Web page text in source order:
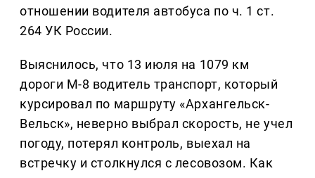
отношении водителя автобуса по ч. 1 ст.
264 УК России.
Выяснилось, что 13 июля на 1079 км
дороги М-8 водитель транспорт, который
курсировал по маршруту «Архангельск-
Вельск», неверно выбрал скорость, не учел
погоду, потерял контроль, выехал на
встречку и столкнулся с лесовозом. Как